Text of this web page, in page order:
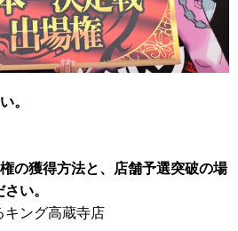
。
の獲得方法と、店舗予選突破の場
い。
キング高蔵寺店